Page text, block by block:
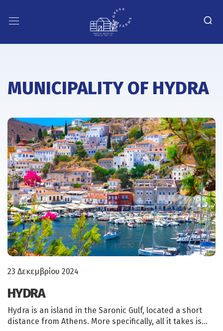
MUNICIPALITY OF HYDRA
23 Δεκεμβρίου 2024
HYDRA
Hydra is an island in the Saronic Gulf, located a short
distance from Athens. More specifically, all it takes is…